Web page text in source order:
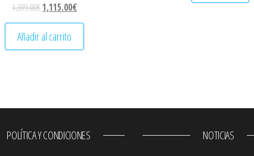
1,399.00€El precio original era: 1,399.00€.
1,115.00€El precio actual es: 1,115.00€.
Añadir al carrito
POLÍTICA Y CONDICIONES
NOTICIAS